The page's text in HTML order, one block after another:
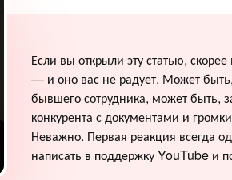
Если вы открыли эту статью,
— и оно вас не радует. Может
бывшего сотрудника, может быть,
конкурента с документами и
Неважно. Первая реакция всегда
написать в поддержку YouTube и